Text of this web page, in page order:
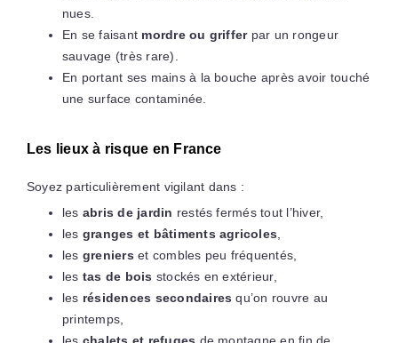
nues.
En se faisant mordre ou grifferpar un rongeur
sauvage (très rare).
En portant ses mains à la bouche après avoir touché
une surface contaminée.
Les lieux à risque en France
Soyez particulièrement vigilant dans :
les abris de jardin restés fermés tout l’hiver,
les granges et bâtiments agricoles
les greniers et combles peu fréquentés,
les tas de bois stockés en extérieur,
les résidences secondaires qu’on rouvre au
printemps,
les chalets et refuges de montagne en fin de